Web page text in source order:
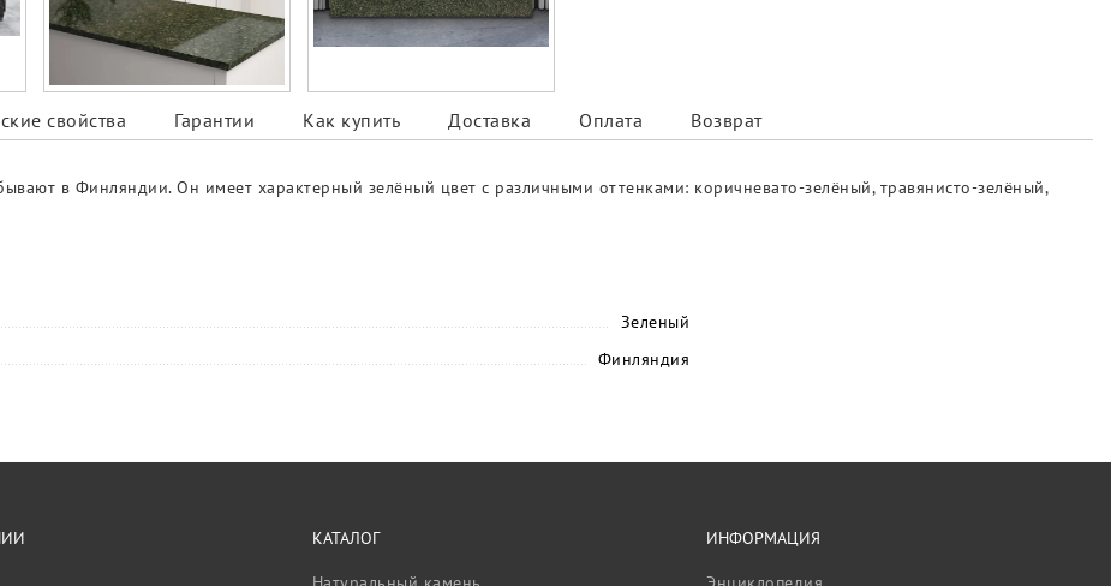
свойства Гарантии Как купить Доставка Оплата Возврат
в Финляндии. Он имеет характерный зелёный цвет с различными оттенками: коричневато-зелёный, травянисто-зелёный,
Зеленый
Финляндия
КАТАЛОГ ИНФОРМАЦИЯ